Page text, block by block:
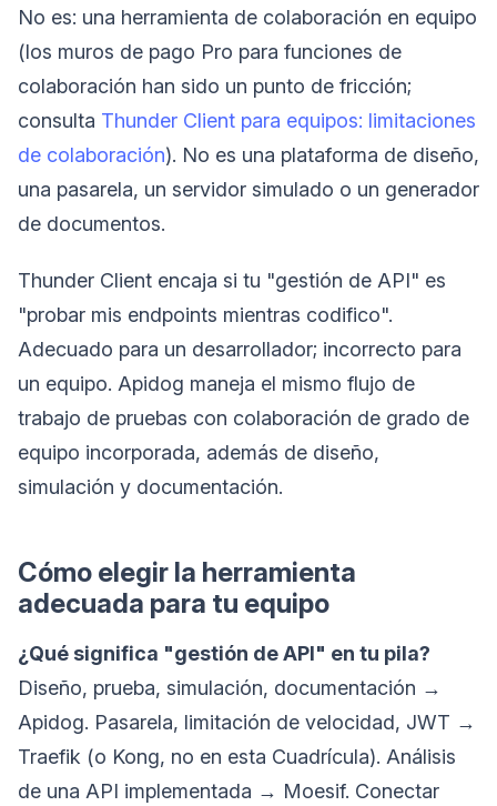
No es: una herramienta de colaboración en equipo
(los muros de pago Pro para funciones de
colaboración han sido un punto de fricción;
consulta Thunder Client para equipos: limitaciones
de colaboración). No es una plataforma de diseño,
una pasarela, un servidor simulado o un generador
de documentos.
Thunder Client encaja si tu "gestión de API" es
"probar mis endpoints mientras codifico".
Adecuado para un desarrollador; incorrecto para
un equipo. Apidog maneja el mismo flujo de
trabajo de pruebas con colaboración de grado de
equipo incorporada, además de diseño,
simulación y documentación.
Cómo elegir la herramienta
adecuada para tu equipo
¿Qué significa "gestión de API" en tu pila?
Diseño, prueba, simulación, documentación →
Apidog. Pasarela, limitación de velocidad, JWT →
Traefik (o Kong, no en esta Cuadrícula). Análisis
de una API implementada → Moesif. Conectar